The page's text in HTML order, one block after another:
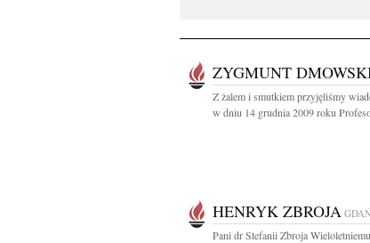
ZYGMUNT
Z żalem i smutkiem przyjęliśmy
w dniu 14 grudnia 2009 roku
HENRYK ZBROJA
Pani dr Stefanii Zbroja